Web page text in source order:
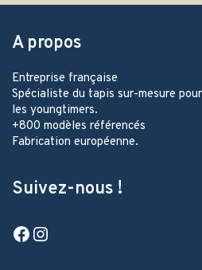
A propos
Entreprise française
Spécialiste du tapis sur-mesure
les youngtimers.
+800 modèles référencés
Fabrication européenne.
Suivez-nous !
Facebook